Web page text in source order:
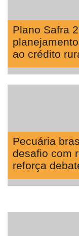
Plano Safra
ao crédito
Pecuária
desafio com
reforça